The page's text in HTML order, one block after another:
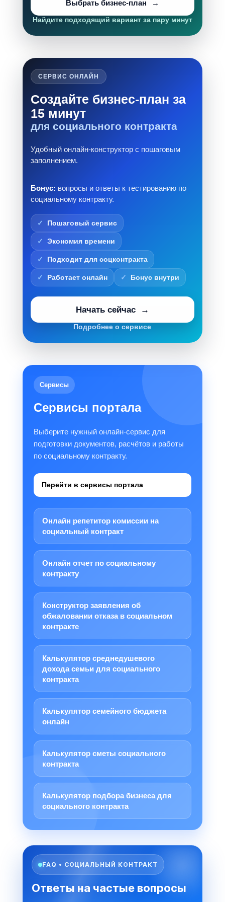
Выбрать бизнес-план
Найдите подходящий вариант за пару минут
СЕРВИС ОНЛАЙН
Создайте бизнес-план за
15 минут
для социального контракта
Удобный онлайн-конструктор с пошаговым
заполнением.
Бонус: вопросы и ответы к тестированию по
социальному контракту.
Пошаговый сервис
Экономия времени
Подходит для соцконтракта
Работает онлайн Бонус внутри
Начать сейчас
Подробнее о сервисе
Сервисы
Сервисы портала
Выберите нужный онлайн-сервис для
подготовки документов, расчётов и работы
по социальному контракту.
Перейти в сервисы портала
Онлайн репетитор комиссии на
социальный контракт
Онлайн отчет по социальному
контракту
Конструктор заявления об
обжаловании отказа в социальном
контракте
Калькулятор среднедушевого
дохода семьи для социального
контракта
Калькулятор семейного бюджета
онлайн
Калькулятор сметы социального
контракта
Калькулятор подбора бизнеса для
социального контракта
FAQ • СОЦИАЛЬНЫЙ КОНТРАКТ
Ответы на частые вопросы